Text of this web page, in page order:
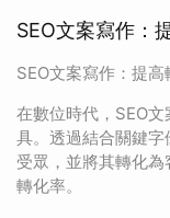
SEO文案寫作：
SEO文案寫作：提
在數位時代，SEO
具。透過結合關鍵
受眾，並將其轉化
轉化率。